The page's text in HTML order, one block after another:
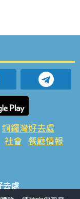
銅鑼灣好去處
社會 餐廳情報
去處